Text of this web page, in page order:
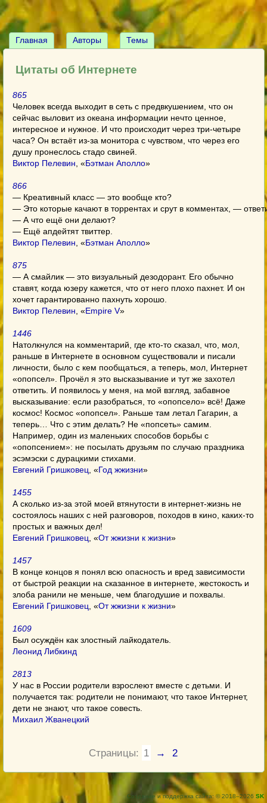
Главная Авторы Темы
Цитаты об Интернете
865
Человек всегда выходит в сеть с предвкушением, что он
сейчас выловит из океана информации нечто ценное,
интересное и нужное. И что происходит через три-четыре
часа? Он встаёт из-за монитора с чувством, что через его
душу пронеслось стадо свиней.
Виктор Пелевин , «Бэтман Аполло»
866
— Креативный класс — это вообще кто?
— Это которые качают в торрентах и срут в комментах, —
— А что ещё они делают?
— Ещё апдейтят твиттер.
Виктор Пелевин , «Бэтман Аполло»
875
— А смайлик — это визуальный дезодорант. Его обычно
ставят, когда юзеру кажется, что от него плохо пахнет. И он
хочет гарантированно пахнуть хорошо.
Виктор Пелевин , «Empire V»
1446
Натолкнулся на комментарий, где кто-то сказал, что, мол,
раньше в Интернете в основном существовали и писали
личности, было с кем пообщаться, а теперь, мол, Интернет
«опопсел». Прочёл я это высказывание и тут же захотел
ответить. И появилось у меня, на мой взгляд, забавное
высказывание: если разобраться, то «опопсело» всё! Даже
космос! Космос «опопсел». Раньше там летал Гагарин, а
теперь… Что с этим делать? Не «попсеть» самим.
Например, один из маленьких способов борьбы с
«опопсением»: не посылать друзьям по случаю праздника
эсэмэски с дурацкими стихами.
Евгений Гришковец , «Год жжизни»
1455
А сколько из-за этой моей втянутости в интернет-жизнь не
состоялось наших с ней разговоров, походов в кино, каких-то
простых и важных дел!
Евгений Гришковец , «От жжизни к жизни»
1457
В конце концов я понял всю опасность и вред зависимости
от быстрой реакции на сказанное в интернете, жестокость и
злоба ранили не меньше, чем благодушие и похвалы.
Евгений Гришковец , «От жжизни к жизни»
1609
Был осуждён как злостный лайкодатель.
Леонид Либкинд
2813
У нас в России родители взрослеют вместе с детьми. И
получается так: родители не понимают, что такое Интернет,
дети не знают, что такое совесть.
Михаил Жванецкий
Страницы: 1 → 2
Создание и поддержка сайта: © 2018–2026 SK